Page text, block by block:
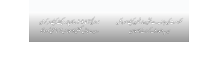
حکومت کی جانب سے بجلی صارفین کیلئے موبائل
ایپ متعارف کرانے کا اعلان
ذوالحج 1447ھ کا چاند دیکھنے کیلئے مرکزی
رویت ہلال کمیٹی کا اجلاس 17 مئی کو ہوگا